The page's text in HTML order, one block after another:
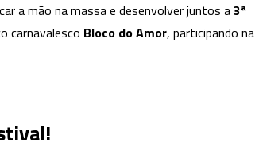
a mão na massa e desenvolver juntos a3ª
carnavalesco Bloco do Amor, participando na